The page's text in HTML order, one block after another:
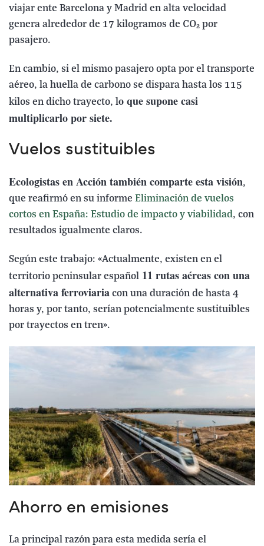
viajar ente Barcelona y Madrid en alta velocidad
genera alrededor de 17 kilogramos de CO₂ por
pasajero.
En cambio, si el mismo pasajero opta por el transporte
aéreo, la huella de carbono se dispara hasta los 115
kilos en dicho trayecto, lo que supone casi
multiplicarlo por siete.
Vuelos sustituibles
Ecologistas en Acción también comparte esta visión,
que reafirmó en su informe Eliminación de vuelos
cortos en España: Estudio de impacto y viabilidad, con
resultados igualmente claros.
Según este trabajo: «Actualmente, existen en el
territorio peninsular español 11 rutas aéreas con una
alternativa ferroviaria con una duración de hasta 4
horas y, por tanto, serían potencialmente sustituibles
por trayectos en tren».
Ahorro en emisiones
La principal razón para esta medida sería el